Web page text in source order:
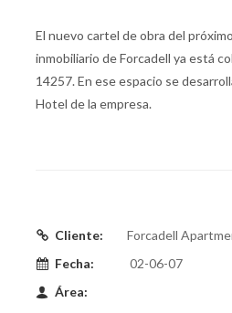
El nuevo cartel de obra del
inmobiliario de Forcadell ya está
14257. En ese espacio se
Hotel de la empresa.
Cliente:
Forcadell
Fecha:
02-06-07
Área: